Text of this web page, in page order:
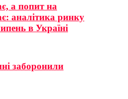
а попит на
аналітика ринку
в Україні
заборонили